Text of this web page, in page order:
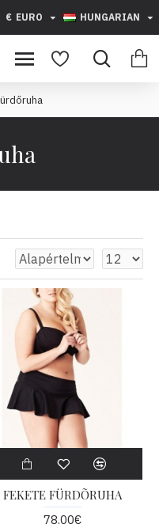
€ EURO HUNGARIAN
FEKETE FÜRDÕRUHA
78.00€